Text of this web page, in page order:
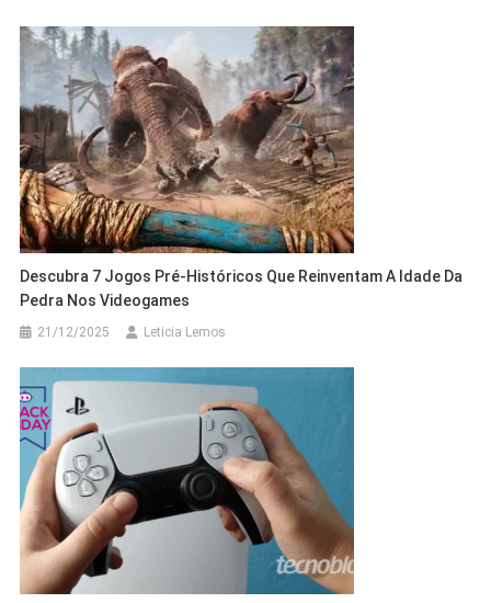
Descubra 7 Jogos Pré-Históricos Que Reinventam A Idade Da
Pedra Nos Videogames
21/12/2025 Leticia Lemos